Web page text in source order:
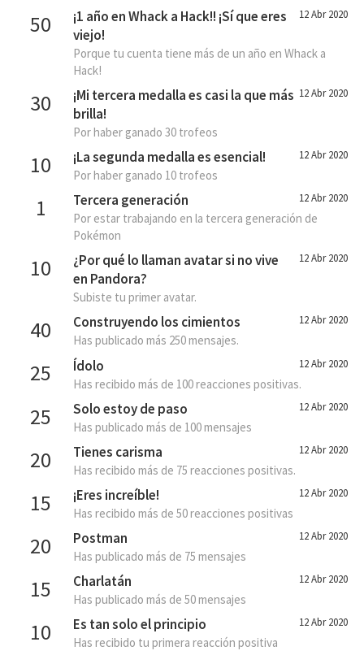
50 12 Abr 2020
¡1 año en Whack a Hack!! ¡Sí que eres
viejo!
Porque tu cuenta tiene más de un año en Whack a
Hack!
30 12 Abr 2020
¡Mi tercera medalla es casi la que más
brilla!
Por haber ganado 30 trofeos
10 12 Abr 2020
¡La segunda medalla es esencial!
Por haber ganado 10 trofeos
1 12 Abr 2020
Tercera generación
Por estar trabajando en la tercera generación de
Pokémon
10 12 Abr 2020
¿Por qué lo llaman avatar si no vive
en Pandora?
Subiste tu primer avatar.
40 12 Abr 2020
Construyendo los cimientos
Has publicado más 250 mensajes.
25 12 Abr 2020
Ídolo
Has recibido más de 100 reacciones positivas.
25 12 Abr 2020
Solo estoy de paso
Has publicado más de 100 mensajes
20 12 Abr 2020
Tienes carisma
Has recibido más de 75 reacciones positivas.
15 12 Abr 2020
¡Eres increíble!
Has recibido más de 50 reacciones positivas
20 12 Abr 2020
Postman
Has publicado más de 75 mensajes
15 12 Abr 2020
Charlatán
Has publicado más de 50 mensajes
10 12 Abr 2020
Es tan solo el principio
Has recibido tu primera reacción positiva